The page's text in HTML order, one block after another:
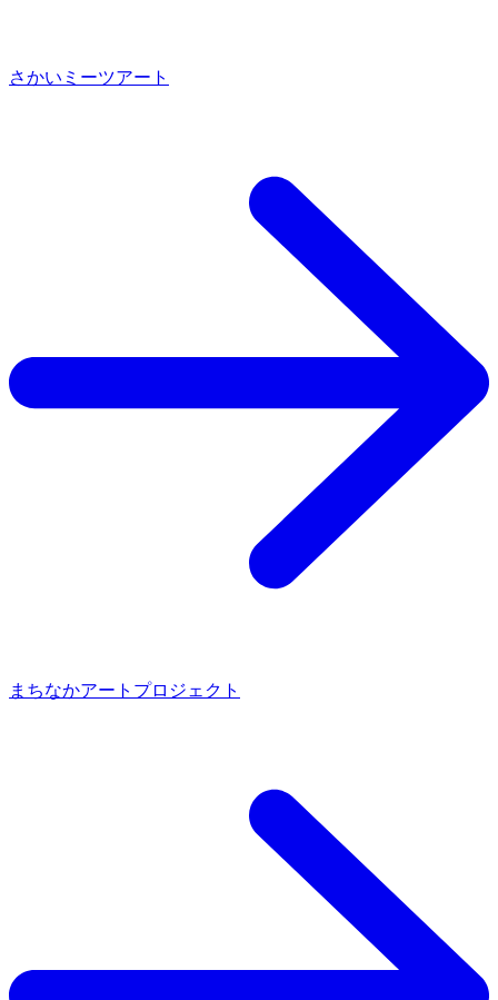
さかいミーツアート
まちなかアートプロジェクト